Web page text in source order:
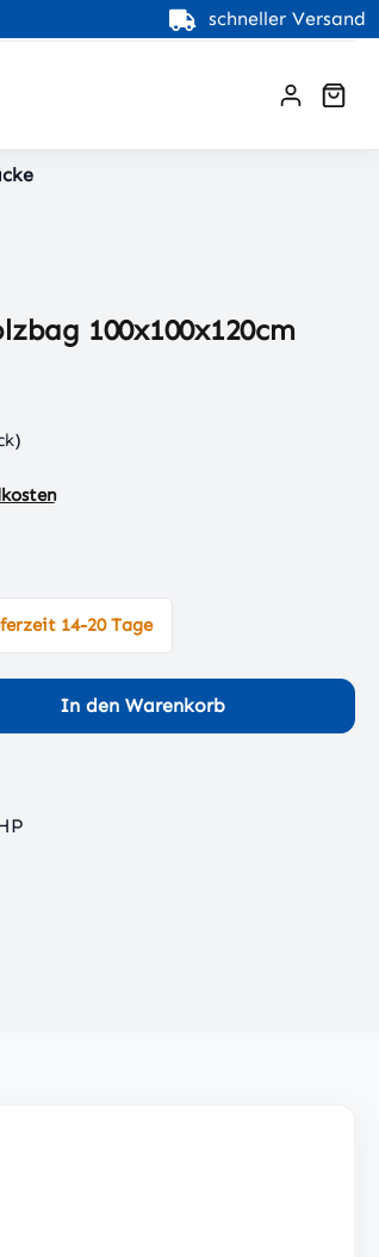
schneller Versand
100x100x120cm
14-20 Tage
den gewünschten Wert
In den Warenkorb